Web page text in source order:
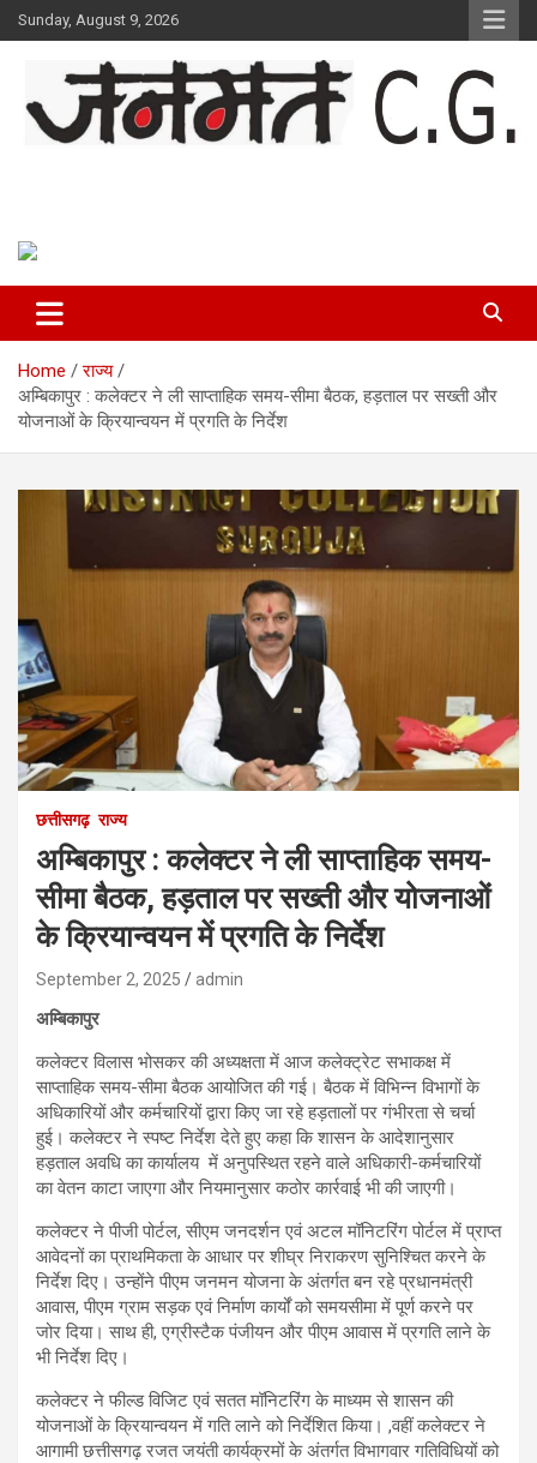
Skip
to
Sunday, August 9, 2026
Home
राज्य
अम्बिकापुर : कलेक्टर ने ली साप्ताहिक समय-सीमा बैठक, हड़ताल पर सख्ती और
योजनाओं के क्रियान्वयन में प्रगति के निर्देश
छत्तीसगढ़ राज्य
अम्बिकापुर : कलेक्टर ने ली साप्ताहिक समय-
सीमा बैठक, हड़ताल पर सख्ती और योजनाओं
के क्रियान्वयन में प्रगति के निर्देश
September 2, 2025 admin
अम्बिकापुर
कलेक्टर विलास भोसकर की अध्यक्षता में आज कलेक्ट्रेट सभाकक्ष में
साप्ताहिक समय-सीमा बैठक आयोजित की गई। बैठक में विभिन्न विभागों के
अधिकारियों और कर्मचारियों द्वारा किए जा रहे हड़तालों पर गंभीरता से चर्चा
हुई। कलेक्टर ने स्पष्ट निर्देश देते हुए कहा कि शासन के आदेशानुसार
हड़ताल अवधि का कार्यालय में अनुपस्थित रहने वाले अधिकारी-कर्मचारियों
का वेतन काटा जाएगा और नियमानुसार कठोर कार्रवाई भी की जाएगी।
कलेक्टर ने पीजी पोर्टल, सीएम जनदर्शन एवं अटल मॉनिटरिंग पोर्टल में प्राप्त
आवेदनों का प्राथमिकता के आधार पर शीघ्र निराकरण सुनिश्चित करने के
निर्देश दिए। उन्होंने पीएम जनमन योजना के अंतर्गत बन रहे प्रधानमंत्री
आवास, पीएम ग्राम सड़क एवं निर्माण कार्यों को समयसीमा में पूर्ण करने पर
जोर दिया। साथ ही, एग्रीस्टैक पंजीयन और पीएम आवास में प्रगति लाने के
भी निर्देश दिए।
कलेक्टर ने फील्ड विजिट एवं सतत मॉनिटरिंग के माध्यम से शासन की
योजनाओं के क्रियान्वयन में गति लाने को निर्देशित किया। ,वहीं कलेक्टर ने
आगामी छत्तीसगढ़ रजत जयंती कार्यक्रमों के अंतर्गत विभागवार गतिविधियों को